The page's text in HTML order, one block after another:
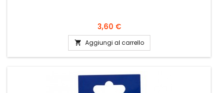
Prezzo
3,60 €
 Aggiungi al carrello